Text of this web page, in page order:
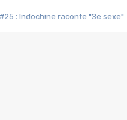
#25 : Indochine raconte "3e sexe"